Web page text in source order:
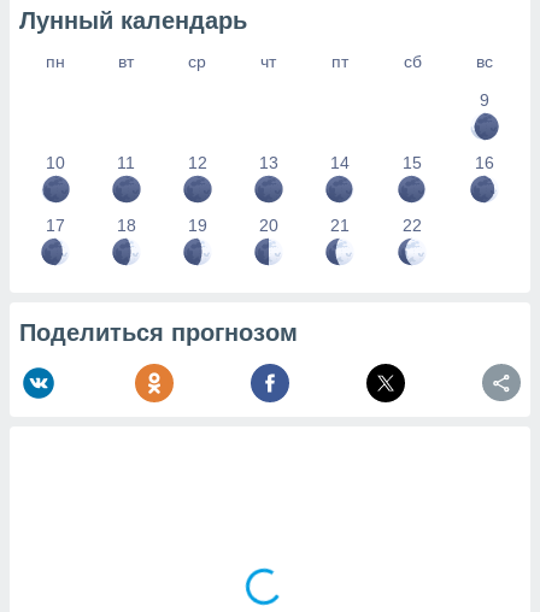
Лунный календарь
пн вт ср чт пт сб
вс
9
10 11 12 13 14 15 16
17 18 19 20 21 22
Поделиться прогнозом